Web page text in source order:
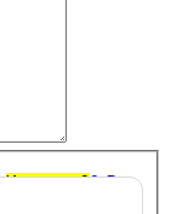
Корзина 00 ₽